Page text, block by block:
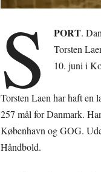
S PORT.
Torsten
10. juni i
Torsten Laen har haft en
257 mål for Danmark.
København og GOG.
Håndbold.